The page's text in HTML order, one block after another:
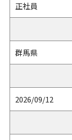
正社員
群馬県
2026/09/12